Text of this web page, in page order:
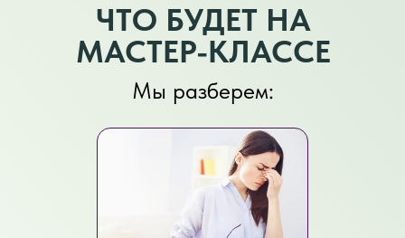
ЧТО БУДЕТ НА
МАСТЕР-КЛАССЕ
Мы разберем: